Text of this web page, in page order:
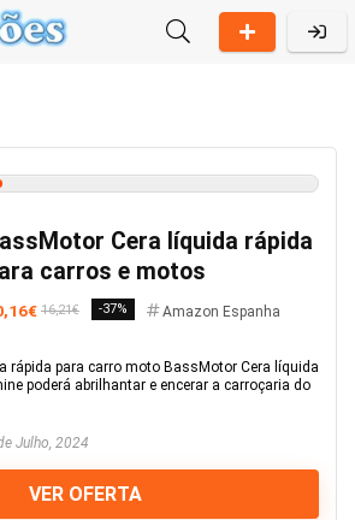
Cera líquida rápida
carros e motos
16,21€ -37% Amazon Espanha
rápida para carro moto BassMotor Cera líquida
poderá abrilhantar e encerar a carroçaria do
Julho, 2024
VER OFERTA